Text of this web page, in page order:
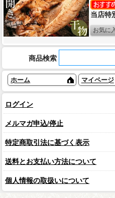
当店特
商品検索
ホーム マイページ
ログイン
メルマガ申込/停止
特定商取引法に基づく表示
送料とお支払い方法について
個人情報の取扱いについて